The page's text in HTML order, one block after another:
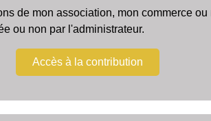
de mon association, mon commerce
ou non par l'administrateur.
Accès à la contribution